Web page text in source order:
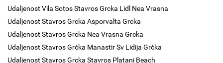
Udaljenost Vila Sotos Stavros Grcka Lidl Nea Vrasna
Udaljenost Stavros Grcka Asporvalta Grcka
Udaljenost Stavros Grcka Nea Vrasna Grcka
Udaljenost Stavros Grćka Manastir Sv Lidija Grčka
Udaljenost Stavros Grcka Stavros Platani Beach